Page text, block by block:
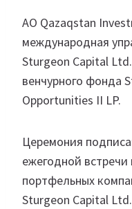
АО Qazaqstan
международная
Sturgeon Capital
венчурного фонда
Opportunities II LP.
Церемония
ежегодной встречи
портфельных
Sturgeon Capital Ltd.